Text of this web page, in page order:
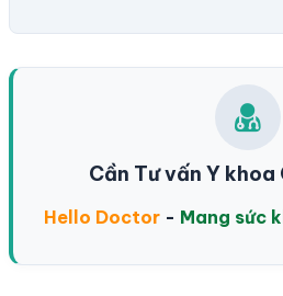
Cần Tư vấn Y khoa
Hello Doctor - Mang sức